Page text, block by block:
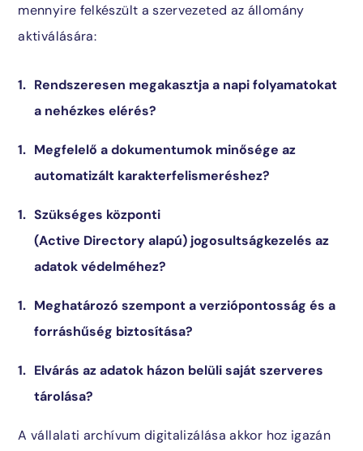
mennyire felkészült a szervezeted az állomány
aktiválására:
Rendszeresen megakasztja a napi folyamatokat
a nehézkes elérés?
Megfelelő a dokumentumok minősége az
automatizált karakterfelismeréshez?
Szükséges központi
(Active Directory alapú) jogosultságkezelés az
adatok védelméhez?
Meghatározó szempont a verziópontosság és a
forráshűség biztosítása?
Elvárás az adatok házon belüli saját szerveres
tárolása?
A vállalati archívum digitalizálása akkor hoz igazán